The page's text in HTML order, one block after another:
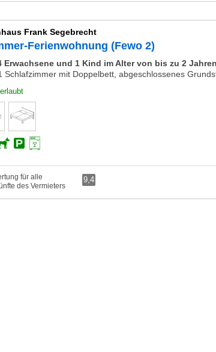
Frank Segebrecht
Ferienwohnung (Fewo 2)
Erwachsene und 1 Kind im Alter von bis zu 2 Jahren
Schlafzimmer mit Doppelbett, abgeschlossenes
für alle
des Vermieters
9,4